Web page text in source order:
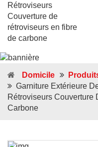
Domicile
Garniture Extérieure
Rétroviseurs Couverture
Carbone